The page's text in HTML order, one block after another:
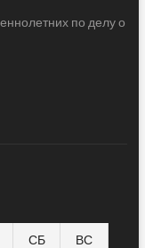
по делу о
СБ ВС